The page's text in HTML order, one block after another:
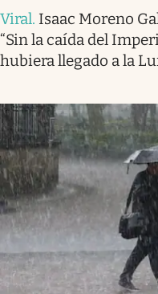
Viral. Isaac Moreno
“Sin la caída del
hubiera llegado a la